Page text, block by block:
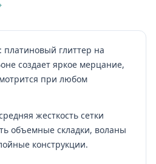
глиттер на
создает яркое мерцание,
при любом
жесткость сетки
объемные складки, воланы
конструкции.